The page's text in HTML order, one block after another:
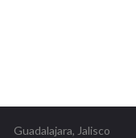
Guadalajara, Jalisco